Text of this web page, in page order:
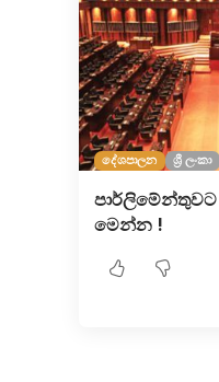
දේශපාලන ශ්‍රී ලංකා
මෙන්න !